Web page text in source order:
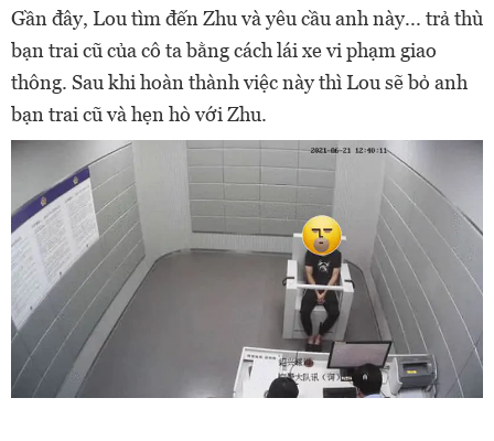
Gần đây, Lou tìm đến Zhu và yêu cầu anh này... trả thù
bạn trai cũ của cô ta bằng cách lái xe vi phạm giao
thông. Sau khi hoàn thành việc này thì Lou sẽ bỏ anh
bạn trai cũ và hẹn hò với Zhu.